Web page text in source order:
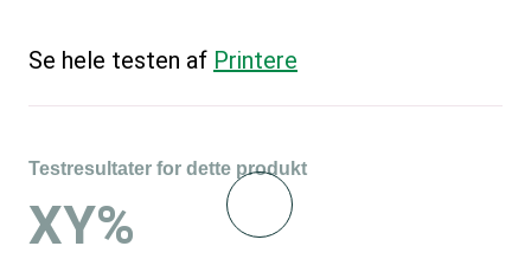
Se hele testen af Printere
Testresultater for dette produkt
XY%